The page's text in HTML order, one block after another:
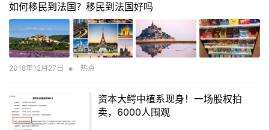
如何移民到法国？移民到法国好吗
2018年12月27日 • 热点
资本大鳄中植系现身！一场股权拍
卖，6000人围观